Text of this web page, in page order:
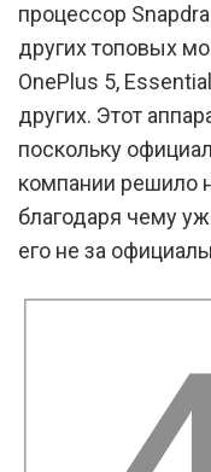
флагман
процессор
других топовых
OnePlus 5,
других. Этот
поскольку
компании решило
благодаря чему
его не за